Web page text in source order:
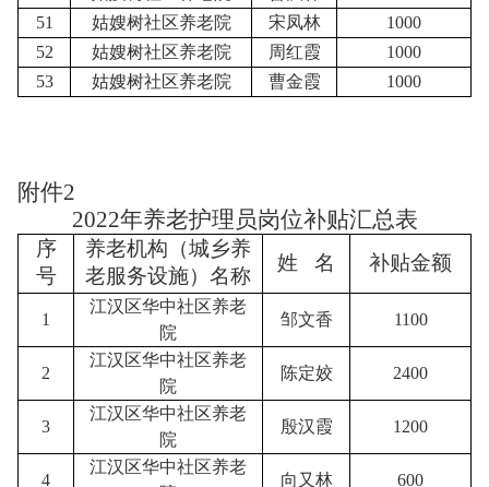
51
姑嫂树社区养老院 宋凤林
1000
52
姑嫂树社区养老院 周红霞
1000
53
姑嫂树社区养老院 曹金霞 1000
附件2
2022年养老护理员岗位补贴汇总表
序
号
养老机构（城乡养
老服务设施）名称
姓 名 补贴金额
1
江汉区华中社区养老
院
邹文香 1100
2
江汉区华中社区养老
院
陈定姣 2400
3
江汉区华中社区养老
院
殷汉霞 1200
4
江汉区华中社区养老
向又林 600